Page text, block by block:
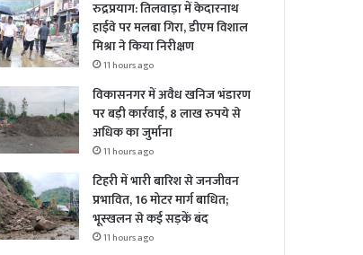
रुद्रप्रयाग: तिलवाड़ा में केदारनाथ
हाईवे पर मलबा गिरा, डीएम विशाल
मिश्रा ने किया निरीक्षण
11 hours ago
विकासनगर में अवैध खनिज भंडारण
पर बड़ी कार्रवाई, 8 लाख रुपये से
अधिक का जुर्माना
11 hours ago
टिहरी में भारी बारिश से जनजीवन
प्रभावित, 16 मोटर मार्ग बाधित;
भूस्खलन से कई सड़कें बंद
11 hours ago